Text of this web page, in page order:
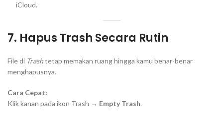
iCloud.
7. Hapus Trash Secara Rutin
File di Trashtetap memakan ruang hingga kamu benar-benar
menghapusnya.
Cara Cepat:
Klik kanan pada ikon Trash → Empty Trash.